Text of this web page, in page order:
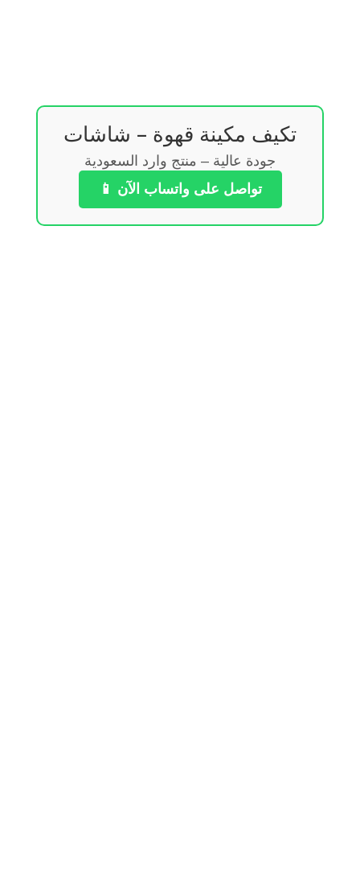
تكيف مكينة قهوة – شاشات
جودة عالية – منتج وارد السعودية
تواصل على واتساب الآن 📱